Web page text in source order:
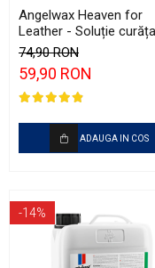
Angelwax Heaven for
Leather - Soluție
piele, cu pH neutru
74,90 RON
59,90 RON
ADAUGA IN COS
-14%